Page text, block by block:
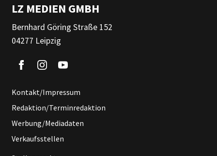
LZ MEDIEN GMBH
Bernhard Göring Straße 152
04277 Leipzig
Kontakt/Impressum
Redaktion/Terminredaktion
Werbung/Mediadaten
Verkaufsstellen